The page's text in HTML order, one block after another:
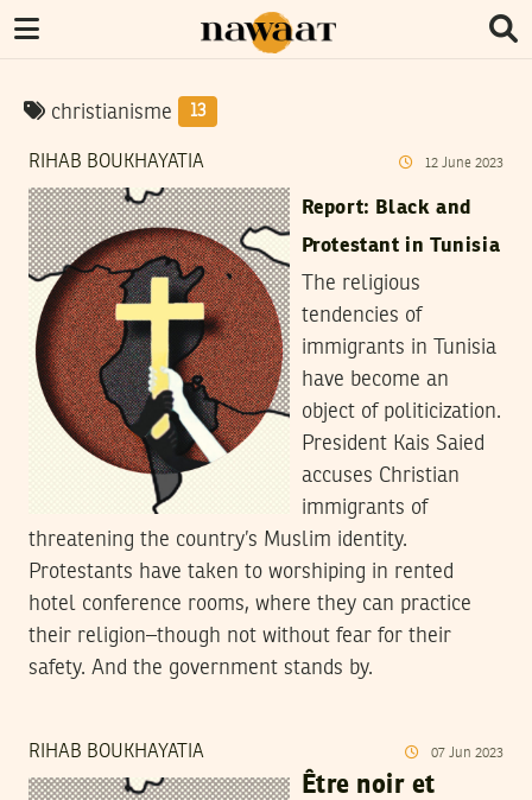
christianisme 13
RIHAB BOUKHAYATIA 12 June 2023
Report: Black and
Protestant in Tunisia
The religious
tendencies of
immigrants in Tunisia
have become an
object of politicization.
President Kais Saied
accuses Christian
immigrants of
threatening the country’s Muslim identity.
Protestants have taken to worshiping in rented
hotel conference rooms, where they can practice
their religion–though not without fear for their
safety. And the government stands by.
RIHAB BOUKHAYATIA 07 Jun 2023
Être noir et